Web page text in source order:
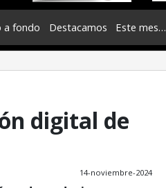
a fondo Destacamos Este mes…
digital de
14-noviembre-2024